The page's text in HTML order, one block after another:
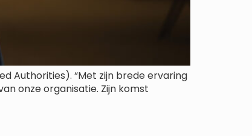
Authorities). “Met zijn brede ervaring
onze organisatie. Zijn komst